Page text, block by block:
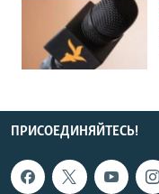
ПРИСОЕДИНЯЙТЕСЬ!